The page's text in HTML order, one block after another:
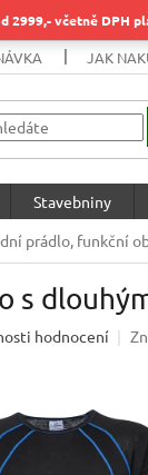
2999,- včetně DPH
JAK
Stavebniny
prádlo, funkční
s
hodnocení